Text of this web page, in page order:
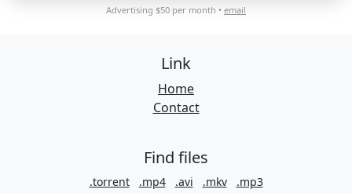
Advertising $50 per month • email
Link
Home
Contact
Find files
.torrent .mp4 .avi .mkv
.mp3